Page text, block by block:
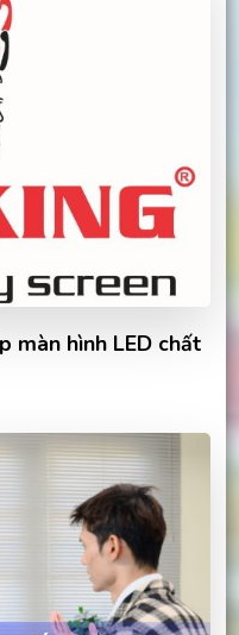
màn hình LED chất